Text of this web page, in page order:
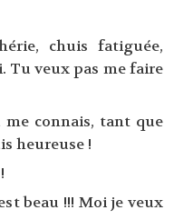
chuis fatiguée,
Tu veux pas me faire
connais, tant que
heureuse !
beau !!! Moi je veux